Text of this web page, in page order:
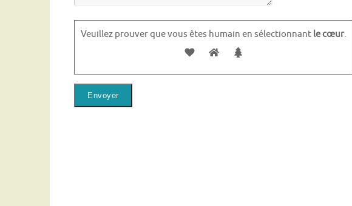
Veuillez prouver que vous êtes humain en sélectionnant le cœur.